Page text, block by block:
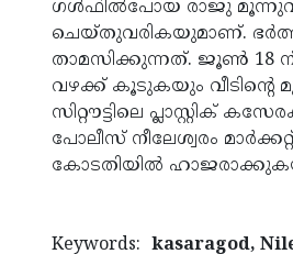
ഗള്‍ഫില്‍പോയ രാജു
ചെയ്തുവരികയുമാണ്.
താമസിക്കുന്നത്. ജൂണ്‍ 18 ന്
വഴക്ക് കൂടുകയും
സിറ്റൗട്ടിലെ പ്ലാസ്റ്റിക്
പോലീസ് നീലേശ്വരം
കോടതിയില്‍
Keywords: kasaragod,